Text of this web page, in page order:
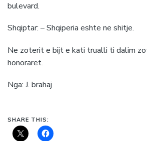
bulevard.
Shqiptar: – Shqiperia eshte ne shitje.
Ne zoterit e bijt e kati trualli ti dalim
honoraret.
Nga: J. brahaj
SHARE THIS: